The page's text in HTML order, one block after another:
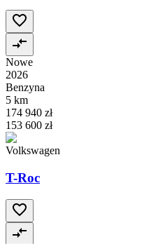
Nowe
2026
Benzyna
5 km
174 940 zł
153 600 zł
Volkswagen
T-Roc